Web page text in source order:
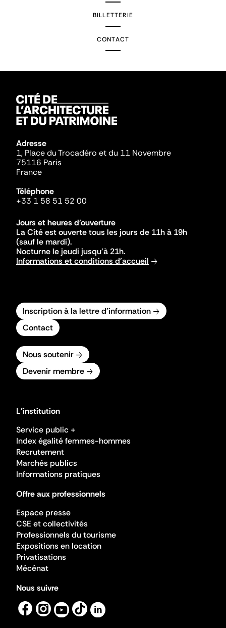
BILLETTERIE
CONTACT
Adresse
1, Place du Trocadéro et du 11 Novembre
75116 Paris
France
Téléphone
+33 1 58 51 52 00
Jours et heures d'ouverture
La Cité est ouverte tous les jours de 11h à 19h
(sauf le mardi).
Nocturne le jeudi jusqu'à 21h.
Informations et conditions d'accueil
Inscription à la lettre d'information
Contact
Nous soutenir
Devenir membre
L'institution
Service public +
Index égalité femmes-hommes
Recrutement
Marchés publics
Informations pratiques
Offre aux professionnels
Espace presse
CSE et collectivités
Professionnels du tourisme
Expositions en location
Privatisations
Mécénat
Nous suivre